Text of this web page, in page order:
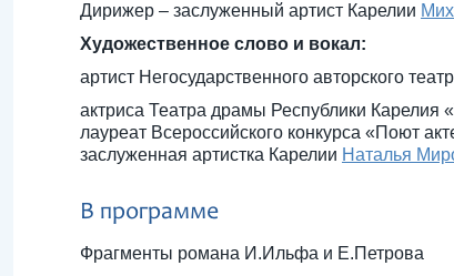
Дирижер – заслуженный артист Карелии
Художественное слово и вокал:
артист Негосударственного авторского
актриса Театра драмы Республики Карелия
лауреат Всероссийского конкурса «Поют
заслуженная артистка Карелии Наталья
В программе
Фрагменты романа И.Ильфа и Е.Петрова